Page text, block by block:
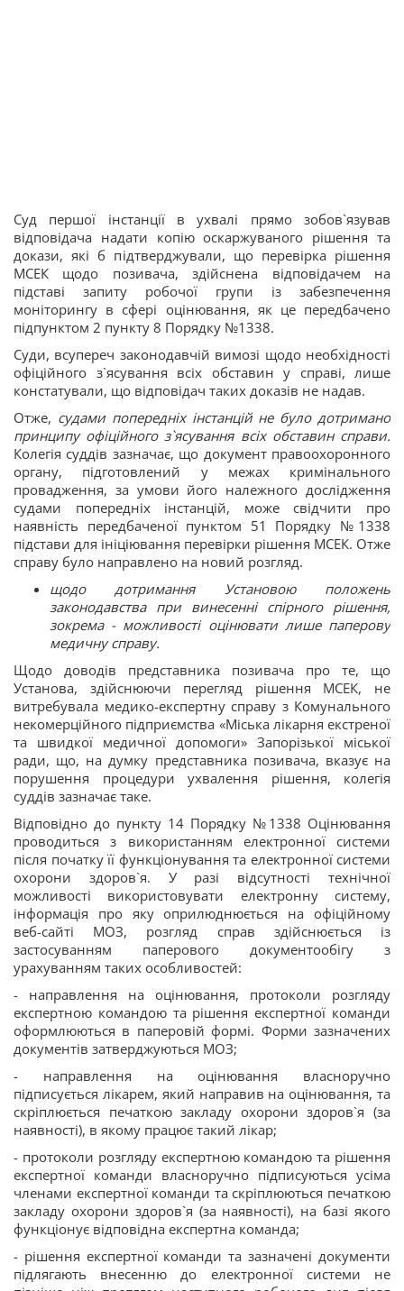
Суд першої інстанції в ухвалі прямо зобов`язував
відповідача надати копію оскаржуваного рішення та
докази, які б підтверджували, що перевірка рішення
МСЕК щодо позивача, здійснена відповідачем на
підставі запиту робочої групи із забезпечення
моніторингу в сфері оцінювання, як це передбачено
підпунктом 2 пункту 8 Порядку №1338.
Суди, всупереч законодавчій вимозі щодо необхідності
офіційного з`ясування всіх обставин у справі, лише
констатували, що відповідач таких доказів не надав.
Отже, судами попередніх інстанцій не було дотримано
принципу офіційного з`ясування всіх обставин справи.
Колегія суддів зазначає, що документ правоохоронного
органу, підготовлений у межах кримінального
провадження, за умови його належного дослідження
судами попередніх інстанцій, може свідчити про
наявність передбаченої пунктом 51 Порядку №1338
підстави для ініціювання перевірки рішення МСЕК. Отже
справу було направлено на новий розгляд.
щодо дотримання Установою положень
законодавства при винесенні спірного рішення,
зокрема - можливості оцінювати лише паперову
медичну справу.
Щодо доводів представника позивача про те, що
Установа, здійснюючи перегляд рішення МСЕК, не
витребувала медико-експертну справу з Комунального
некомерційного підприємства «Міська лікарня екстреної
та швидкої медичної допомоги» Запорізької міської
ради, що, на думку представника позивача, вказує на
порушення процедури ухвалення рішення, колегія
суддів зазначає таке.
Відповідно до пункту 14 Порядку №1338 Оцінювання
проводиться з використанням електронної системи
після початку її функціонування та електронної системи
охорони здоров`я. У разі відсутності технічної
можливості використовувати електронну систему,
інформація про яку оприлюднюється на офіційному
веб-сайті МОЗ, розгляд справ здійснюється із
застосуванням паперового документообігу з
урахуванням таких особливостей:
- направлення на оцінювання, протоколи розгляду
експертною командою та рішення експертної команди
оформлюються в паперовій формі. Форми зазначених
документів затверджуються МОЗ;
- направлення на оцінювання власноручно
підписується лікарем, який направив на оцінювання, та
скріплюється печаткою закладу охорони здоров`я (за
наявності), в якому працює такий лікар;
- протоколи розгляду експертною командою та рішення
експертної команди власноручно підписуються усіма
членами експертної команди та скріплюються печаткою
закладу охорони здоров`я (за наявності), на базі якого
функціонує відповідна експертна команда;
- рішення експертної команди та зазначені документи
підлягають внесенню до електронної системи не